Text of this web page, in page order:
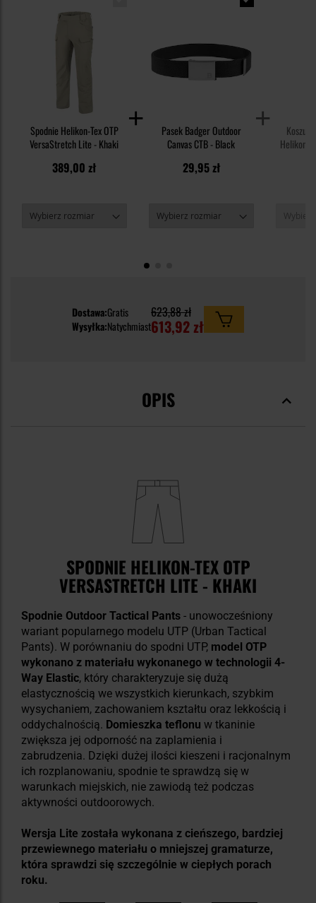
Spodnie Helikon-Tex OTP
VersaStretch Lite - Khaki
389,00 zł
Pasek Badger Outdoor
Canvas CTB - Black
29,95 zł
Helikon-
Dostawa:Gratis
Wysyłka:Natychmiast
623,88 zł
613,92 zł
OPIS
SPODNIE HELIKON-TEX OTP
VERSASTRETCH LITE - KHAKI
Spodnie Outdoor Tactical Pants - unowocześniony
wariant popularnego modelu UTP (Urban Tactical
Pants). W porównaniu do spodni UTP, model OTP
wykonano z materiału wykonanego w technologii 4-
Way Elastic, który charakteryzuje się dużą
elastycznością we wszystkich kierunkach, szybkim
wysychaniem, zachowaniem kształtu oraz lekkością i
oddychalnością. Domieszka teflonu w tkaninie
zwiększa jej odporność na zaplamienia i
zabrudzenia. Dzięki dużej ilości kieszeni i racjonalnym
ich rozplanowaniu, spodnie te sprawdzą się w
warunkach miejskich, nie zawiodą też podczas
aktywności outdoorowych.
Wersja Lite została wykonana z cieńszego, bardziej
przewiewnego materiału o mniejszej gramaturze,
która sprawdzi się szczególnie w ciepłych porach
roku.